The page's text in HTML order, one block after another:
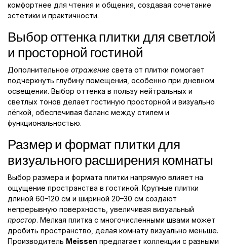
комфортнее для чтения и общения, создавая сочетание
эстетики и практичности.
Выбор оттенка плитки для светлой
и просторной гостиной
Дополнительное отражение света от плитки помогает
подчеркнуть глубину помещения, особенно при дневном
освещении. Выбор оттенка в пользу нейтральных и
светлых тонов делает гостиную просторной и визуально
лёгкой, обеспечивая баланс между стилем и
функциональностью.
Размер и формат плитки для
визуального расширения комнаты
Выбор размера и формата плитки напрямую влияет на
ощущение пространства в гостиной. Крупные плитки
длиной 60–120 см и шириной 20–30 см создают
непрерывную поверхность, увеличивая визуальный
простор. Мелкая плитка с многочисленными швами может
дробить пространство, делая комнату визуально меньше.
Производитель Meissen предлагает коллекции с разными